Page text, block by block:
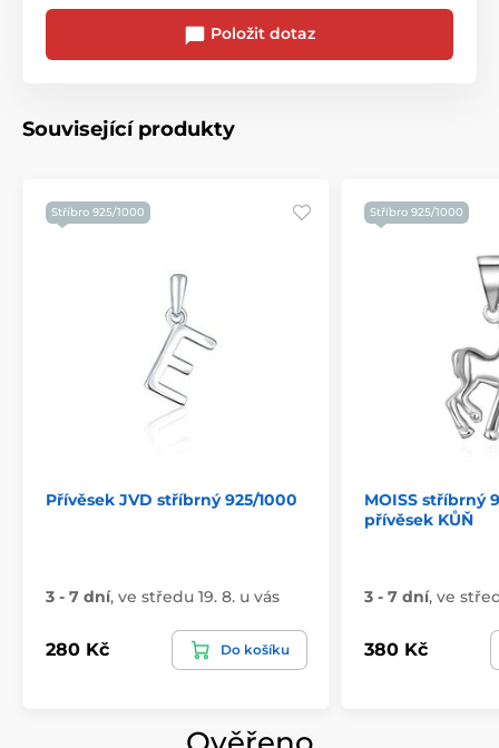
Položit dotaz
Související produkty
Stříbro 925/1000
Přívěsek JVD stříbrný 925/1000
3 - 7 dní, ve středu 19. 8. u vás
280 Kč Do košíku
Stříbro 925/1000
MOISS stříbrný
přívěsek KŮŇ
3 - 7 dní, ve
380 Kč